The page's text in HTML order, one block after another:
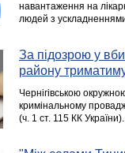
навантаження на
людей з
За підозрою у
району
Чернігівською
кримінальному
(ч. 1 ст. 115 КК України).